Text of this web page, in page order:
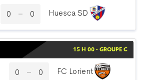
0 0 Huesca SD
15 H 00 - GROUPE C
0 0 FC Lorient